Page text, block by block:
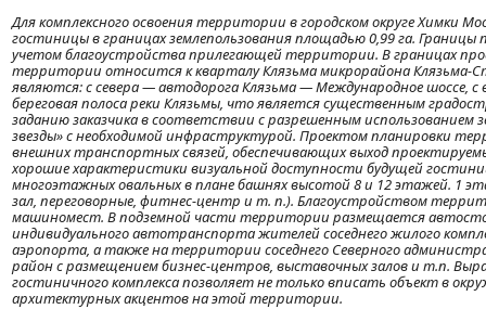
Для комплексного освоения территории в городском округе Химки
гостиницы в границах землепользования площадью 0,99 га.
учетом благоустройства прилегающей территории. В границах
территории относится к кварталу Клязьма микрорайона Клязьма-
являются: с севера — автодорога Клязьма — Международное шоссе,
береговая полоса реки Клязьмы, что является существенным
заданию заказчика в соответствии с разрешенным
звезды» с необходимой инфраструктурой. Проектом планировки
внешних транспортных связей, обеспечивающих выход
хорошие характеристики визуальной доступности будущей
многоэтажных овальных в плане башнях высотой 8 и 12 этажей. 1
зал, переговорные, фитнес-центр и т. п.). Благоустройством
машиномест. В подземной части территории размещается
индивидуального автотранспорта жителей соседнего жилого
аэропорта, а также на территории соседнего Северного
район с размещением бизнес-центров, выставочных залов и т.п.
гостиничного комплекса позволяет не только вписать объект в
архитектурных акцентов на этой территории.